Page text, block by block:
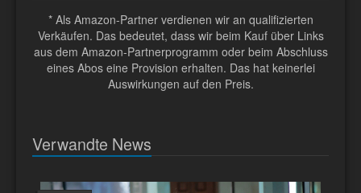
* Als Amazon-Partner verdienen wir an qualifizierten
Verkäufen. Das bedeutet, dass wir beim Kauf über Links
aus dem Amazon-Partnerprogramm oder beim Abschluss
eines Abos eine Provision erhalten. Das hat keinerlei
Auswirkungen auf den Preis.
Verwandte News